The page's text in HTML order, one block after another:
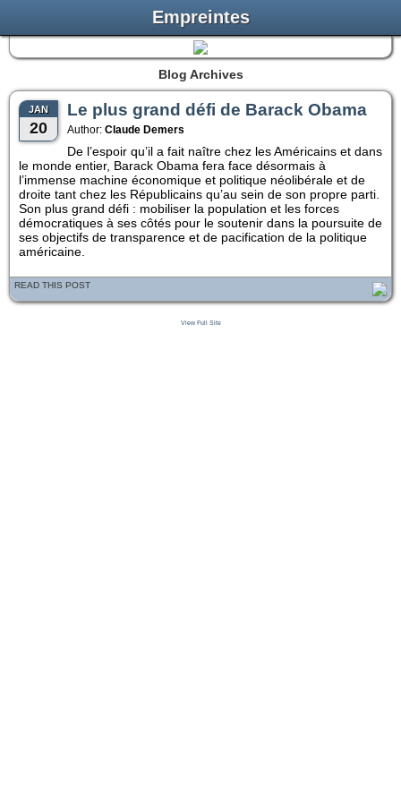
Empreintes
Blog Archives
JAN
20
Le plus grand défi de Barack Obama
Author: Claude Demers
De l’espoir qu’il a fait naître chez les Américains et dans
le monde entier, Barack Obama fera face désormais à
l’immense machine économique et politique néolibérale et de
droite tant chez les Républicains qu’au sein de son propre parti.
Son plus grand défi : mobiliser la population et les forces
démocratiques à ses côtés pour le soutenir dans la poursuite de
ses objectifs de transparence et de pacification de la politique
américaine.
READ THIS POST
View Full Site